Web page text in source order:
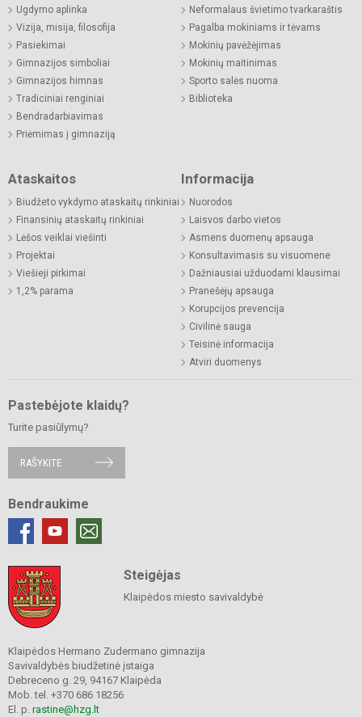
Ugdymo aplinka
Vizija, misija, filosofija
Pasiekimai
Gimnazijos simboliai
Gimnazijos himnas
Tradiciniai renginiai
Bendradarbiavimas
Priėmimas į gimnaziją
Neformalaus švietimo tvarkaraštis
Pagalba mokiniams ir tėvams
Mokinių pavėžėjimas
Mokinių maitinimas
Sporto salės nuoma
Biblioteka
Ataskaitos
Biudžeto vykdymo ataskaitų rinkiniai
Finansinių ataskaitų rinkiniai
Lėšos veiklai viešinti
Projektai
Viešieji pirkimai
1,2% parama
Informacija
Nuorodos
Laisvos darbo vietos
Asmens duomenų apsauga
Konsultavimasis su visuomene
Dažniausiai užduodami klausimai
Pranešėjų apsauga
Korupcijos prevencija
Civilinė sauga
Teisinė informacija
Atviri duomenys
Pastebėjote klaidų?
Turite pasiūlymų?
RAŠYKITE
Bendraukime
Steigėjas
Klaipėdos miesto savivaldybė
Klaipėdos Hermano Zudermano gimnazija
Savivaldybės biudžetinė įstaiga
Debreceno g. 29, 94167 Klaipėda
Mob. tel. +370 686 18256
El. p. rastine@hzg.lt